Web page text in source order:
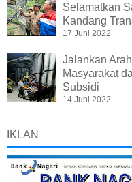
Selamatkan
Kandang
17 Juni 2022
Jalankan
Masyarakat
Subsidi
14 Juni 2022
IKLAN